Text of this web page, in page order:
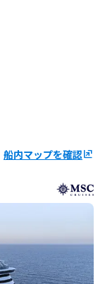
船内マップを確認ungroup